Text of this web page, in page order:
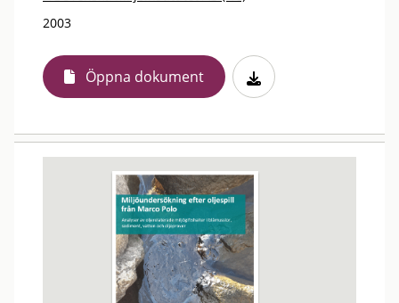
2003
Öppna dokument